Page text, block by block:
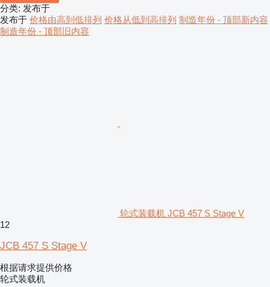
分类: 发布于
发布于 价格由高到低排列 价格从低到高排列 制造年份 - 顶部新内容
制造年份 - 顶部旧内容
轮式装载机 JCB 457 S Stage V
12
JCB 457 S Stage V
根据请求提供价格
轮式装载机